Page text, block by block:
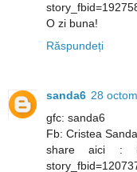
O zi buna!
Răspundeți
sanda6 28
gfc: sanda6
Fb: Cristea Sanda
share aici :